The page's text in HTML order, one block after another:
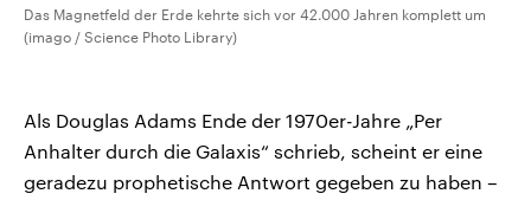
Das Magnetfeld der Erde kehrte sich vor 42.000 Jahren komplett um
(imago / Science Photo Library)
Als Douglas Adams Ende der 1970er-Jahre „Per
Anhalter durch die Galaxis“ schrieb, scheint er eine
geradezu prophetische Antwort gegeben zu haben –